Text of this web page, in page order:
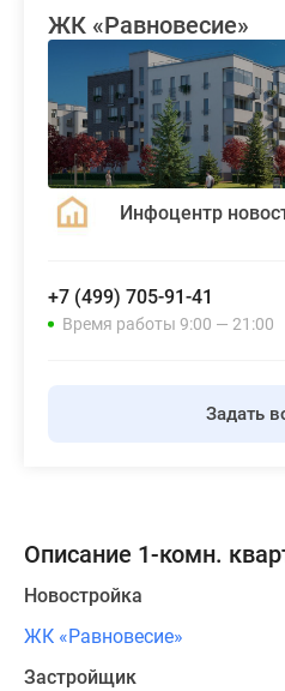
ЖК «Равновесие»
Инфоцентр
+7 (499) 705-91-41
Время работы 9:00 — 21:00
Задать
Описание 1-комн.
Новостройка
ЖК «Равновесие»
Застройщик